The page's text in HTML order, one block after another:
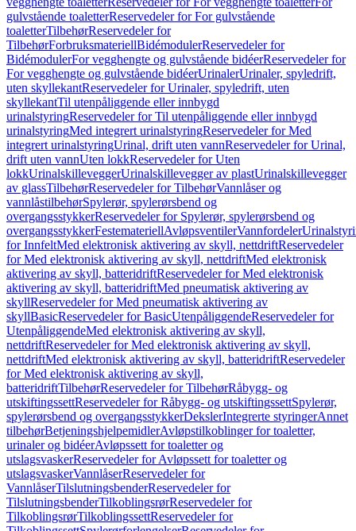
gulvstående toaletterReservedeler for For gulvstående
toaletterTilbehørReservedeler for
TilbehørForbruksmateriellBidémodulerReservedeler for
BidémodulerFor vegghengte og gulvstående bidéerReservedeler for
For vegghengte og gulvstående bidéerUrinalerUrinaler, spyledrift,
uten skyllekantReservedeler for Urinaler, spyledrift, uten
skyllekantTil utenpåliggende eller innbygd
urinalstyringReservedeler for Til utenpåliggende eller innbygd
urinalstyringMed integrert urinalstyringReservedeler for Med
integrert urinalstyringUrinal, drift uten vannReservedeler for Urinal,
drift uten vannUten lokkReservedeler for Uten
lokkUrinalskilleveggerUrinalskillevegger av plastUrinalskillevegger
av glassTilbehørReservedeler for TilbehørVannlåser og
vannlåstilbehørSpylerør, spylerørsbend og
overgangsstykkerReservedeler for Spylerør, spylerørsbend og
overgangsstykkerFestemateriellAvløpsventilerVannfordeler
for InnfeltMed elektronisk aktivering av skyll, nettdriftReservedeler
for Med elektronisk aktivering av skyll, nettdriftMed elektronisk
aktivering av skyll, batteridriftReservedeler for Med elektronisk
aktivering av skyll, batteridriftMed pneumatisk aktivering av
skyllReservedeler for Med pneumatisk aktivering av
skyllBasicReservedeler for BasicUtenpåliggendeReservedeler for
UtenpåliggendeMed elektronisk aktivering av skyll,
nettdriftReservedeler for Med elektronisk aktivering av skyll,
nettdriftMed elektronisk aktivering av skyll, batteridriftReservedeler
for Med elektronisk aktivering av skyll,
batteridriftTilbehørReservedeler for TilbehørRåbygg- og
utskiftingssettReservedeler for Råbygg- og utskiftingssettSpylerør,
spylerørsbend og overgangsstykkerDekslerIntegrerte styringerAnnet
tilbehørBetjeningshjelpemidlerAvløpstilkoblinger for toaletter,
urinaler og bidéerAvløpssett for toaletter og
utslagsvaskerReservedeler for Avløpssett for toaletter og
utslagsvaskerVannlåserReservedeler for
VannlåserTilslutningsbenderReservedeler for
TilslutningsbenderTilkoblingsrørReservedeler for
TilkoblingsrørTilkoblingssettReservedeler for